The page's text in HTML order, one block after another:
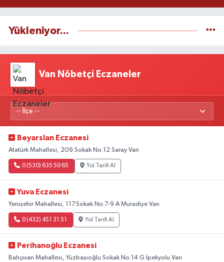
Yükleniyor...
Van Nöbetçi Eczaneler
Beyarslan Eczanesi
Atatürk Mahallesi, 209.Sokak No:12 Saray Van
0 (530) 635 50 65 Yol Tarifi Al
Yuva Eczanesi
Yenişehir Mahallesi, 117.Sokak No:7-9 A Muradiye Van
0 (432) 451 31 51 Yol Tarifi Al
Perihanoğlu Eczanesi
Bahçıvan Mahallesi, Yüzbaşıoğlu Sokak No:14 G İpekyolu Van